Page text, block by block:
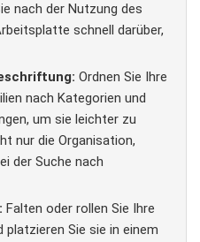
nach der Nutzung des
schnell darüber,
Ordnen Sie Ihre
nach Kategorien und
um sie leichter zu
nur die Organisation,
der Suche nach
Falten oder rollen Sie Ihre
Sie sie in einem